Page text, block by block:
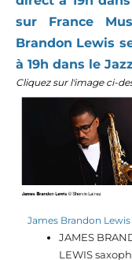
sur France
Brandon Lewis
à 19h dans le
Cliquez sur l'image ci-
James Brandon Lewis
JAMES
LEWIS